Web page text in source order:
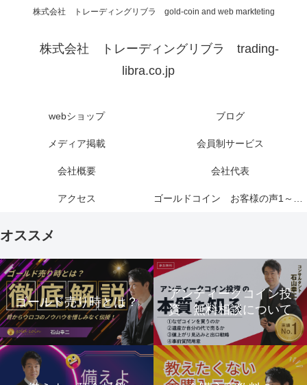
株式会社 トレーディングリブラ gold-coin and web markteting
株式会社 トレーディングリブラ trading-
libra.co.jp
webショップ ブログ
メディア掲載 会員制サービス
会社概要 会社代表
アクセス ゴールドコイン お客様の声1～6ページ
オススメ
ゴールド売り時とは？
アンティークコイン投
資 無料相談について